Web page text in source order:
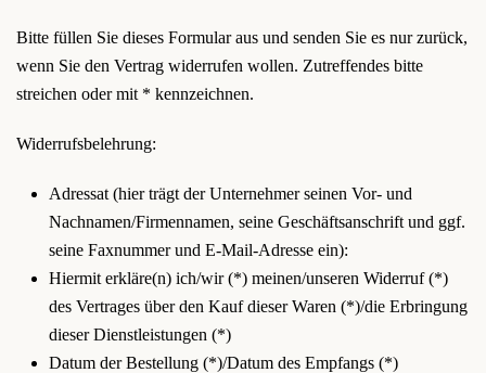
Bitte füllen Sie dieses Formular aus und senden Sie es nur zurück,
wenn Sie den Vertrag widerrufen wollen. Zutreffendes bitte
streichen oder mit * kennzeichnen.
Widerrufsbelehrung:
Adressat (hier trägt der Unternehmer seinen Vor- und
Nachnamen/Firmennamen, seine Geschäftsanschrift und ggf.
seine Faxnummer und E-Mail-Adresse ein):
Hiermit erkläre(n) ich/wir (*) meinen/unseren Widerruf (*)
des Vertrages über den Kauf dieser Waren (*)/die Erbringung
dieser Dienstleistungen (*)
Datum der Bestellung (*)/Datum des Empfangs (*)